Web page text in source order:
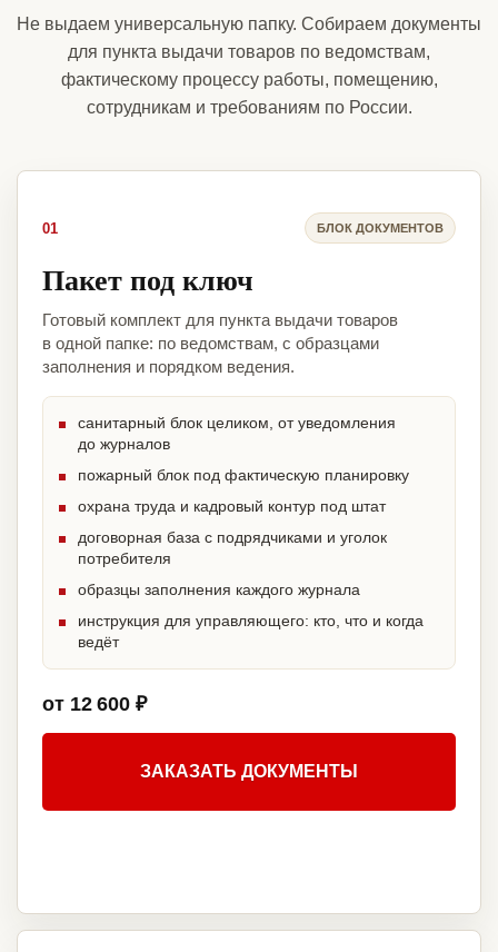
Не выдаем универсальную папку. Собираем документы
для пункта выдачи товаров по ведомствам,
фактическому процессу работы, помещению,
сотрудникам и требованиям по России.
01 БЛОК ДОКУМЕНТОВ
Пакет под ключ
Готовый комплект для пункта выдачи товаров
в одной папке: по ведомствам, с образцами
заполнения и порядком ведения.
санитарный блок целиком, от уведомления
до журналов
пожарный блок под фактическую планировку
охрана труда и кадровый контур под штат
договорная база с подрядчиками и уголок
потребителя
образцы заполнения каждого журнала
инструкция для управляющего: кто, что и когда
ведёт
от 12 600 ₽
ЗАКАЗАТЬ ДОКУМЕНТЫ